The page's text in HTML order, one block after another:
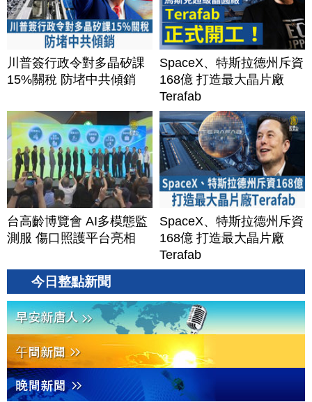
川普簽行政令對多晶矽課
15%關稅 防堵中共傾銷
SpaceX、特斯拉德州斥資
168億 打造最大晶片廠
Terafab
台高齡博覽會 AI多模態監
測服 傷口照護平台亮相
SpaceX、特斯拉德州斥資
168億 打造最大晶片廠
Terafab
今日整點新聞